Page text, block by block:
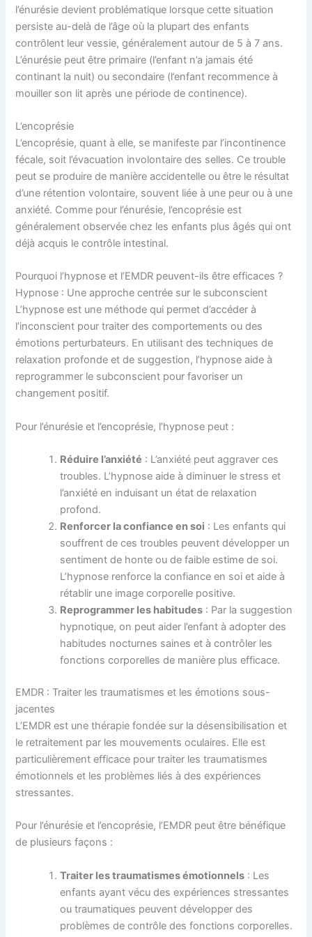
l’énurésie devient problématique lorsque cette situation
persiste au-delà de l’âge où la plupart des enfants
contrôlent leur vessie, généralement autour de 5 à 7 ans.
L’énurésie peut être primaire (l’enfant n’a jamais été
continant la nuit) ou secondaire (l’enfant recommence à
mouiller son lit après une période de continence).
L’encoprésie
L’encoprésie, quant à elle, se manifeste par l’incontinence
fécale, soit l’évacuation involontaire des selles. Ce trouble
peut se produire de manière accidentelle ou être le résultat
d’une rétention volontaire, souvent liée à une peur ou à une
anxiété. Comme pour l’énurésie, l’encoprésie est
généralement observée chez les enfants plus âgés qui ont
déjà acquis le contrôle intestinal.
Pourquoi l’hypnose et l’EMDR peuvent-ils être efficaces ?
Hypnose : Une approche centrée sur le subconscient
L’hypnose est une méthode qui permet d’accéder à
l’inconscient pour traiter des comportements ou des
émotions perturbateurs. En utilisant des techniques de
relaxation profonde et de suggestion, l’hypnose aide à
reprogrammer le subconscient pour favoriser un
changement positif.
Pour l’énurésie et l’encoprésie, l’hypnose peut :
Réduire l’anxiété : L’anxiété peut aggraver ces
troubles. L’hypnose aide à diminuer le stress et
l’anxiété en induisant un état de relaxation
profond.
Renforcer la confiance en soi : Les enfants qui
souffrent de ces troubles peuvent développer un
sentiment de honte ou de faible estime de soi.
L’hypnose renforce la confiance en soi et aide à
rétablir une image corporelle positive.
Reprogrammer les habitudes : Par la suggestion
hypnotique, on peut aider l’enfant à adopter des
habitudes nocturnes saines et à contrôler les
fonctions corporelles de manière plus efficace.
EMDR : Traiter les traumatismes et les émotions sous-
jacentes
L’EMDR est une thérapie fondée sur la désensibilisation et
le retraitement par les mouvements oculaires. Elle est
particulièrement efficace pour traiter les traumatismes
émotionnels et les problèmes liés à des expériences
stressantes.
Pour l’énurésie et l’encoprésie, l’EMDR peut être bénéfique
de plusieurs façons :
Traiter les traumatismes émotionnels : Les
enfants ayant vécu des expériences stressantes
ou traumatiques peuvent développer des
problèmes de contrôle des fonctions corporelles.